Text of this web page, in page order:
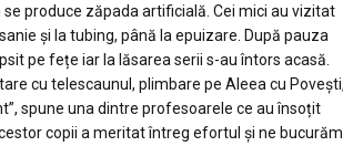
produce zăpada artificială. Cei mici au vizitat
și la tubing, până la epuizare. După pauza
pe fețe iar la lăsarea serii s-au întors acasă.
cu telescaunul, plimbare pe Aleea cu Povești,
spune una dintre profesoarele ce au însoțit
copii a meritat întreg efortul și ne bucurăm